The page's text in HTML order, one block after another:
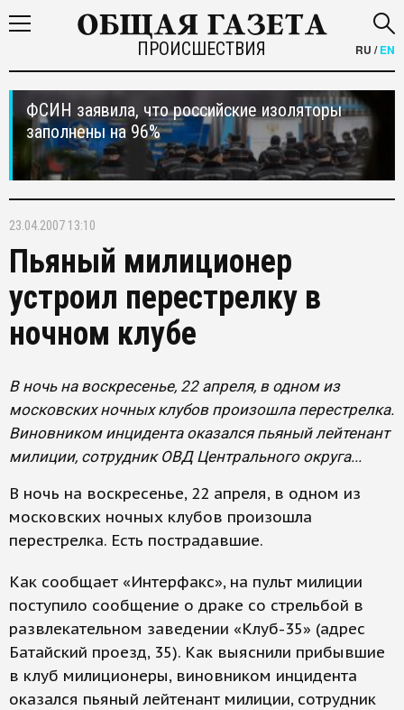
ПРОИСШЕСТВИЯ RU /EN
ФСИН заявила, что российские изоляторы
заполнены на 96%
23.04.2007 13:10
Пьяный милиционер
устроил перестрелку в
ночном клубе
В ночь на воскресенье, 22 апреля, в одном из
московских ночных клубов произошла перестрелка.
Виновником инцидента оказался пьяный лейтенант
милиции, сотрудник ОВД Центрального округа...
В ночь на воскресенье, 22 апреля, в одном из
московских ночных клубов произошла
перестрелка. Есть пострадавшие.
Как сообщает «Интерфакс», на пульт милиции
поступило сообщение о драке со стрельбой в
развлекательном заведении «Клуб-35» (адрес
Батайский проезд, 35). Как выяснили прибывшие
в клуб милиционеры, виновником инцидента
оказался пьяный лейтенант милиции, сотрудник